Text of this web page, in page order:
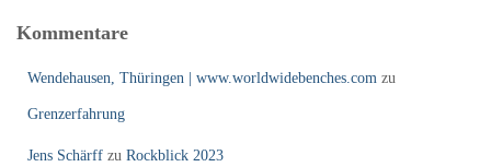
Kommentare
Wendehausen, Thüringen | www.worldwidebenches.com zu
Grenzerfahrung
Jens Schärff zu Rockblick 2023